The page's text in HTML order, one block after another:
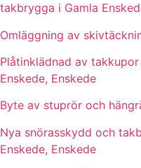
takbrygga i Gamla
Omläggning av
Plåtinklädnad av
Enskede, Enskede
Byte av stuprör och
Nya snörasskydd och
Enskede, Enskede